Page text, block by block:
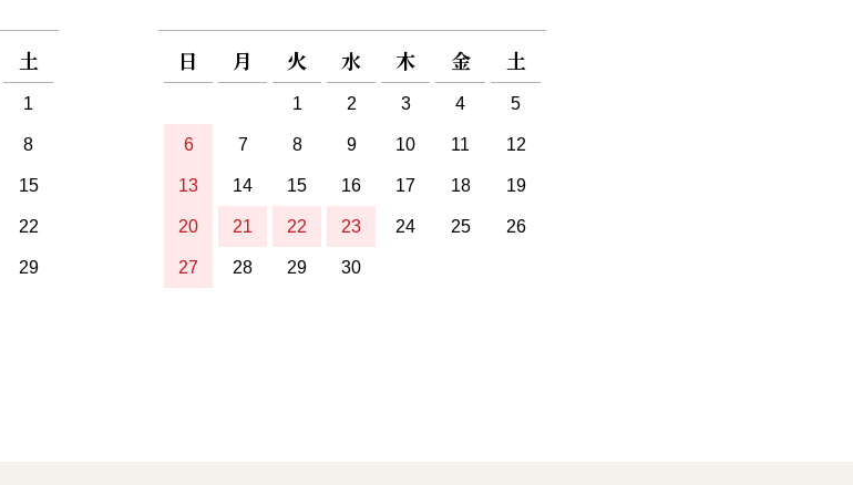
土
1
8
15
22
29
日 月 火 水 木 金 土
1 2 3 4 5
6 7 8 9 10 11 12
13 14 15 16 17 18 19
20 21 22 23 24 25 26
27 28 29 30